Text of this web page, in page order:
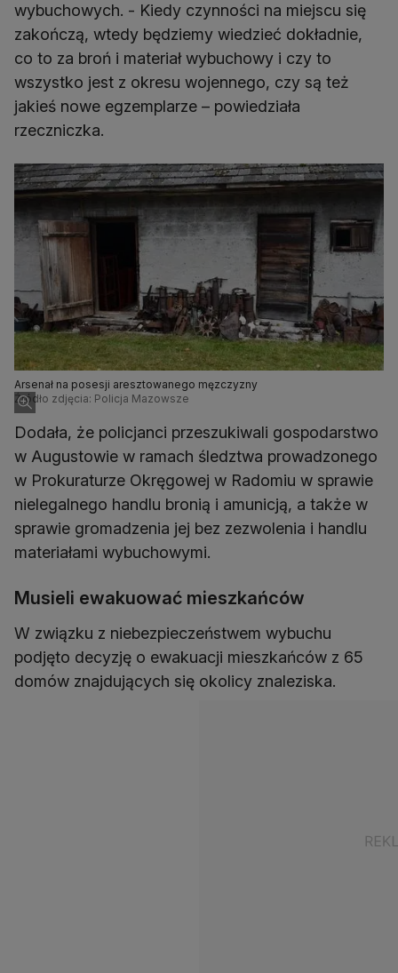
wybuchowych. - Kiedy czynności na miejscu się
zakończą, wtedy będziemy wiedzieć dokładnie,
co to za broń i materiał wybuchowy i czy to
wszystko jest z okresu wojennego, czy są też
jakieś nowe egzemplarze – powiedziała
rzeczniczka.
Arsenał na posesji aresztowanego męzczyzny
Źródło zdjęcia: Policja Mazowsze
Dodała, że policjanci przeszukiwali gospodarstwo
w Augustowie w ramach śledztwa prowadzonego
w Prokuraturze Okręgowej w Radomiu w sprawie
nielegalnego handlu bronią i amunicją, a także w
sprawie gromadzenia jej bez zezwolenia i handlu
materiałami wybuchowymi.
Musieli ewakuować mieszkańców
W związku z niebezpieczeństwem wybuchu
podjęto decyzję o ewakuacji mieszkańców z 65
domów znajdujących się okolicy znaleziska.